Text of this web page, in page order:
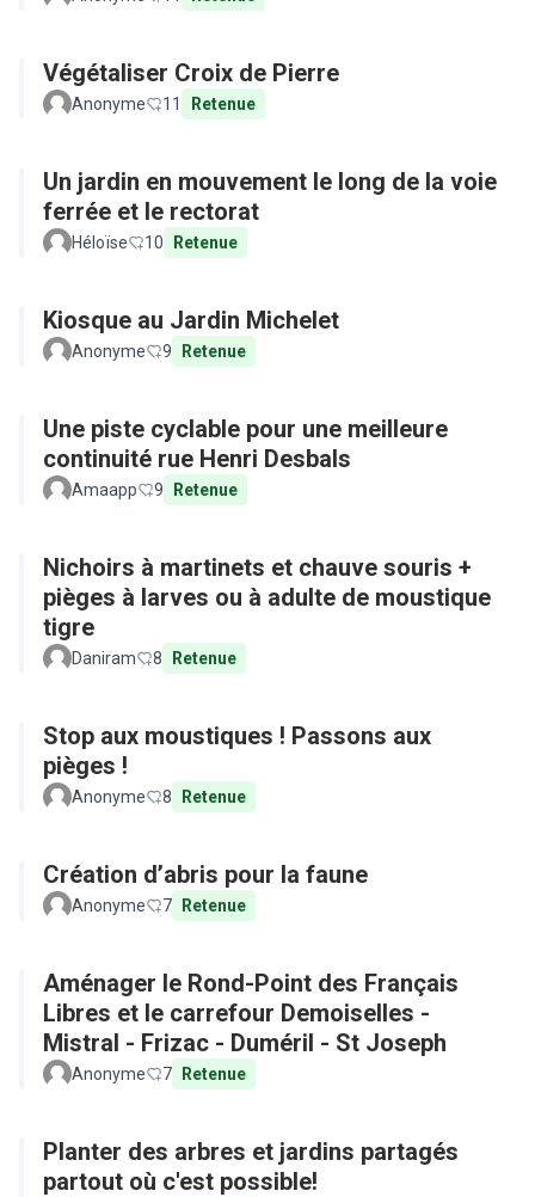
Végétaliser Croix de Pierre
Anonyme 11 Retenue
Un jardin en mouvement le long de la voie
ferrée et le rectorat
Héloïse 10 Retenue
Kiosque au Jardin Michelet
Anonyme 9 Retenue
Une piste cyclable pour une meilleure
continuité rue Henri Desbals
Amaapp 9 Retenue
Nichoirs à martinets et chauve souris +
pièges à larves ou à adulte de moustique
tigre
Daniram 8 Retenue
Stop aux moustiques ! Passons aux
pièges !
Anonyme 8 Retenue
Création d’abris pour la faune
Anonyme 7 Retenue
Aménager le Rond-Point des Français
Libres et le carrefour Demoiselles -
Mistral - Frizac - Duméril - St Joseph
Anonyme 7 Retenue
Planter des arbres et jardins partagés
partout où c'est possible!